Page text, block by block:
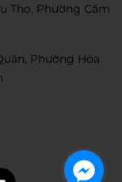
Thọ, Phường Cẩm
Phường Hòa